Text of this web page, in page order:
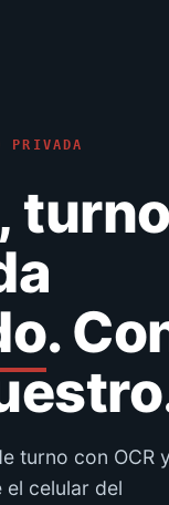
PRIVADA
.
turno con OCR y
celular del